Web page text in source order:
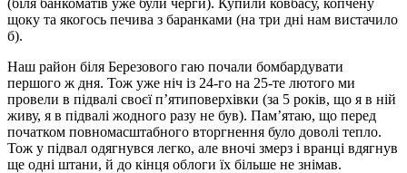
щоку та якогось печива з баранками (на три дні нам вистачило
б).
Наш район біля Березового гаю почали бомбардувати
першого ж дня. Тож уже ніч із 24-го на 25-те лютого ми
провели в підвалі своєї п’ятиповерхівки (за 5 років, що я в ній
живу, я в підвалі жодного разу не був). Пам’ятаю, що перед
початком повномасштабного вторгнення було доволі тепло.
Тож у підвал одягнувся легко, але вночі змерз і вранці вдягнув
ще одні штани, й до кінця облоги їх більше не знімав.